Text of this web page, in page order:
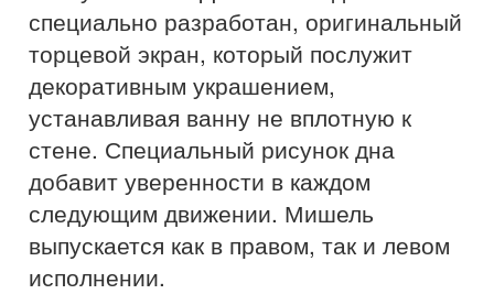
специально разработан, оригинальный
торцевой экран, который послужит
декоративным украшением,
устанавливая ванну не вплотную к
стене. Специальный рисунок дна
добавит уверенности в каждом
следующим движении. Мишель
выпускается как в правом, так и левом
исполнении.